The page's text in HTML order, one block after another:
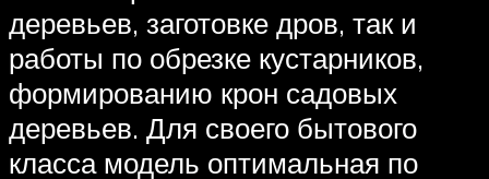
деревьев, заготовке дров, так и
работы по обрезке кустарников,
формированию крон садовых
деревьев. Для своего бытового
класса модель оптимальная по